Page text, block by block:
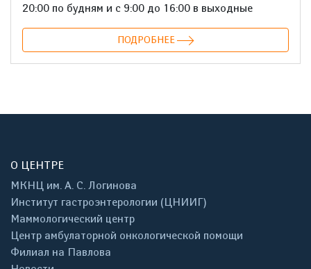
20:00 по будням и с 9:00 до 16:00 в выходные
ПОДРОБНЕЕ
О ЦЕНТРЕ
МКНЦ им. А. С. Логинова
Институт гастроэнтерологии (ЦНИИГ)
Маммологический центр
Центр амбулаторной онкологической помощи
Филиал на Павлова